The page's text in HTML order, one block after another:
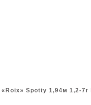
Spotty 1,94м 1,2-7г